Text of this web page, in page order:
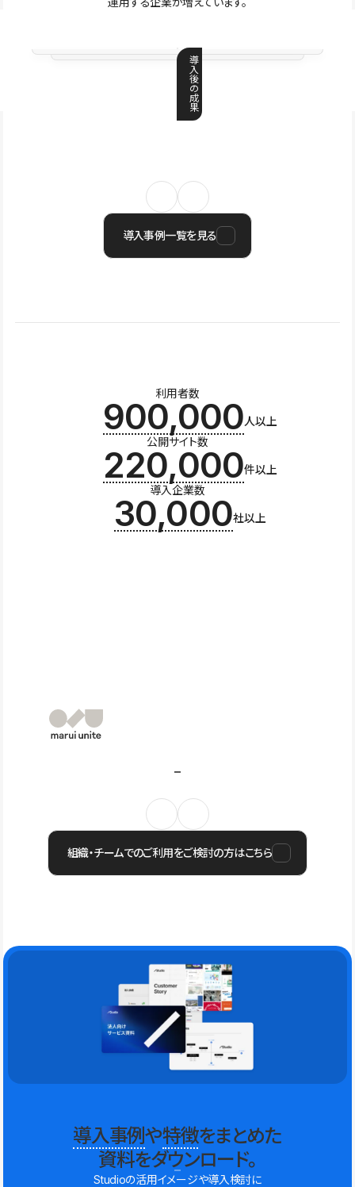
導
入
後
の
成
果
導入事例一覧を見る
利用者数
900,000人以上
公開サイト数
220,000件以上
導入企業数
30,000社以上
組織・チームでのご利用をご検討の方はこちら
導入事例や特徴をまとめた
資料をダウンロード。
Studioの活用イメージや導入検討に